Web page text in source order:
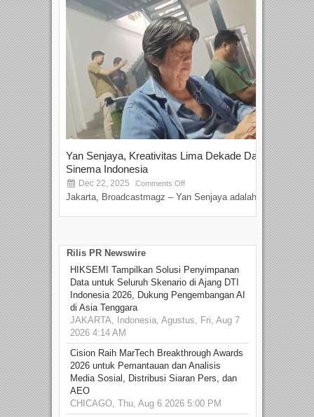
Yan Senjaya, Kreativitas Lima Dekade Dalam
Sinema Indonesia
Dec 22, 2025 Comments Off
Jakarta, Broadcastmagz – Yan Senjaya adalah...
Rilis PR Newswire
HIKSEMI Tampilkan Solusi Penyimpanan
Data untuk Seluruh Skenario di Ajang DTI
Indonesia 2026, Dukung Pengembangan AI
di Asia Tenggara
JAKARTA, Indonesia, Agustus, Fri, Aug 7
2026 4:14 AM
Cision Raih MarTech Breakthrough Awards
2026 untuk Pemantauan dan Analisis
Media Sosial, Distribusi Siaran Pers, dan
AEO
CHICAGO, Thu, Aug 6 2026 5:00 PM